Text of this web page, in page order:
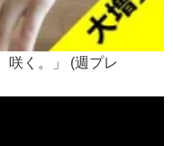
咲く。」 (週プレ